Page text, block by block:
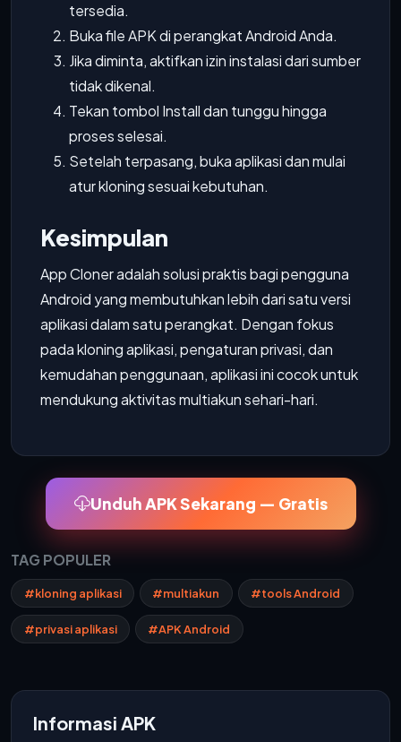
tersedia.
Buka file APK di perangkat Android Anda.
Jika diminta, aktifkan izin instalasi dari sumber
tidak dikenal.
Tekan tombol Install dan tunggu hingga
proses selesai.
Setelah terpasang, buka aplikasi dan mulai
atur kloning sesuai kebutuhan.
Kesimpulan
App Cloner adalah solusi praktis bagi pengguna
Android yang membutuhkan lebih dari satu versi
aplikasi dalam satu perangkat. Dengan fokus
pada kloning aplikasi, pengaturan privasi, dan
kemudahan penggunaan, aplikasi ini cocok untuk
mendukung aktivitas multiakun sehari-hari.
Unduh APK Sekarang — Gratis
TAG POPULER
#kloning aplikasi #multiakun #tools Android
#privasi aplikasi #APK Android
Informasi APK